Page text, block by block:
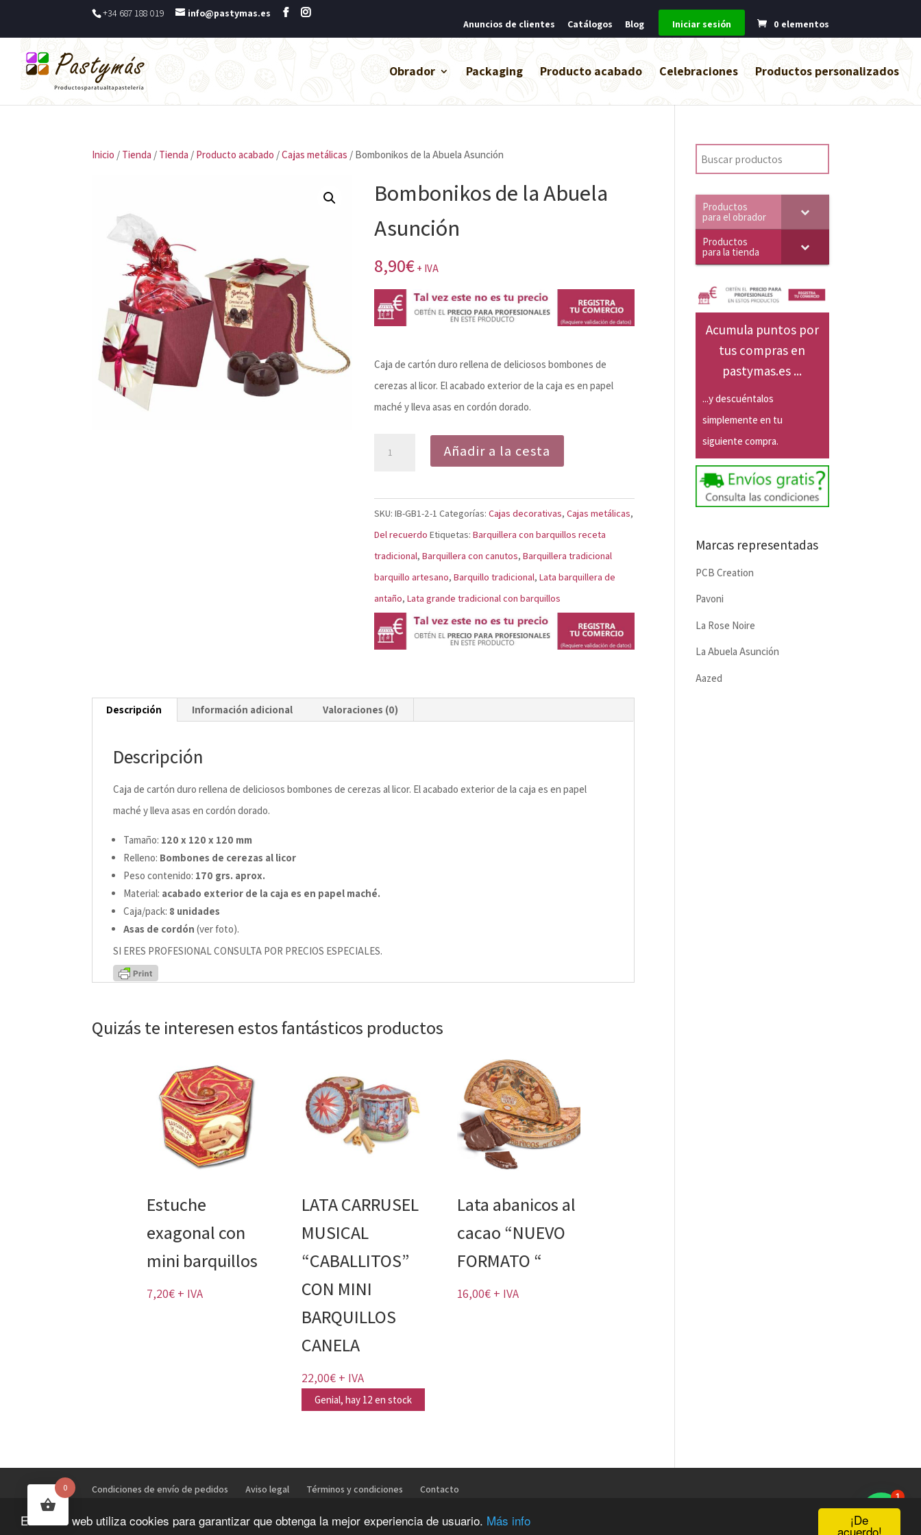
¡De
acuerdo!
Este sitio web utiliza cookies para garantizar que obtenga la mejor experiencia de usuario. Más info
+34 687 188 019
info@pastymas.es
Anuncios de clientes
Catálogos Blog Iniciar sesión 0 elementos
Obrador Packaging Producto acabado Celebraciones Productos personalizados
Inicio / Tienda / Tienda / Producto acabado /Cajas metálicas / Bombonikos de la Abuela Asunción
Bombonikos de la Abuela
Asunción
8,90€ + IVA
Caja de cartón duro rellena de deliciosos bombones de
cerezas al licor. El acabado exterior de la caja es en papel
maché y lleva asas en cordón dorado.
Asunción
cantidad
Añadir a la cesta
SKU:IB-GB1-2-1 Categorías:Cajas decorativas,Cajas metálicas,
Del recuerdo Etiquetas:Barquillera con barquillos receta
tradicional,Barquillera con canutos,Barquillera tradicional
barquillo artesano,Barquillo tradicional,Lata barquillera de
antaño,Lata grande tradicional con barquillos
Descripción Información adicional Valoraciones (0)
Descripción
Caja de cartón duro rellena de deliciosos bombones de cerezas al licor. El acabado exterior de la caja es en papel
maché y lleva asas en cordón dorado.
Tamaño: 120 x 120 x 120 mm
Relleno: Bombones de cerezas al licor
Peso contenido: 170 grs. aprox.
Material: acabado exterior de la caja es en papel maché.
Caja/pack: 8 unidades
Asas de cordón (ver foto).
SI ERES PROFESIONAL CONSULTA POR PRECIOS ESPECIALES.
Quizás te interesen estos fantásticos productos
Estuche
exagonal con
mini barquillos
7,20€ + IVA
LATA CARRUSEL
MUSICAL
“CABALLITOS”
CON MINI
BARQUILLOS
CANELA
22,00€ + IVA
Genial, hay 12 en stock
Lata abanicos al
cacao “NUEVO
FORMATO “
16,00€ + IVA
Productos
para el obrador
Productos
para la tienda
Acumula puntos por
tus compras en
pastymas.es ...
...y descuéntalos
simplemente en tu
siguiente compra.
Marcas representadas
PCB Creation
Pavoni
La Rose Noire
La Abuela Asunción
Aazed
Condiciones de envío de pedidos Aviso legal Términos y condiciones Contacto
Todos los derechos corresponden a Pieane Suministros OE - 2019
0
1